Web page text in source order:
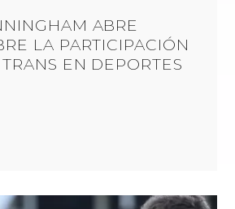
ABRE
LA PARTICIPACIÓN
EN DEPORTES